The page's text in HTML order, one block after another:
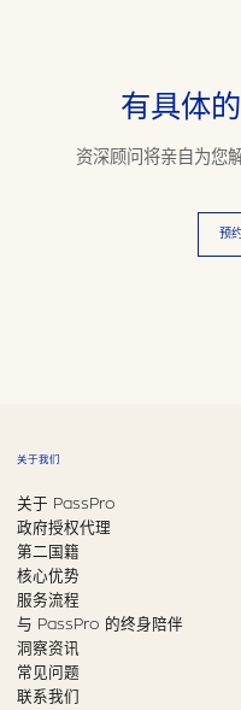
有具体
资深顾问将亲自为您
预
关于我们
关于 PassPro
政府授权代理
第二国籍
核心优势
服务流程
与 PassPro 的终身陪伴
洞察资讯
常见问题
联系我们